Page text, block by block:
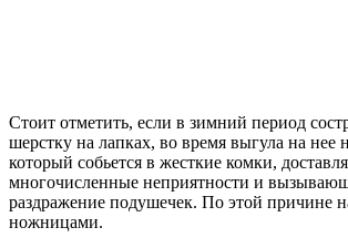
Стоит отметить, если в зимний период
шерстку на лапках, во время выгула на нее
который собьется в жесткие комки,
многочисленные неприятности и
раздражение подушечек. По этой причине
ножницами.